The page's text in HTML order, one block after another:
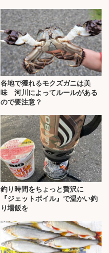
各地で獲れるモクズガニは美
味 河川によってルールがある
ので要注意？
釣り時間をちょっと贅沢に
『ジェットボイル』で温かい釣
り場飯を